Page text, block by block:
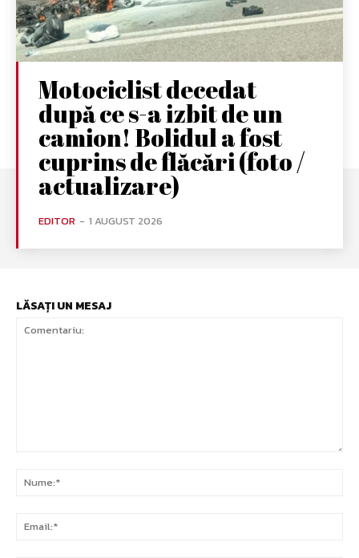
Motociclist decedat
după ce s-a izbit de un
camion! Bolidul a fost
cuprins de flăcări (foto /
actualizare)
EDITOR - 1 AUGUST 2026
LĂSAȚI UN MESAJ